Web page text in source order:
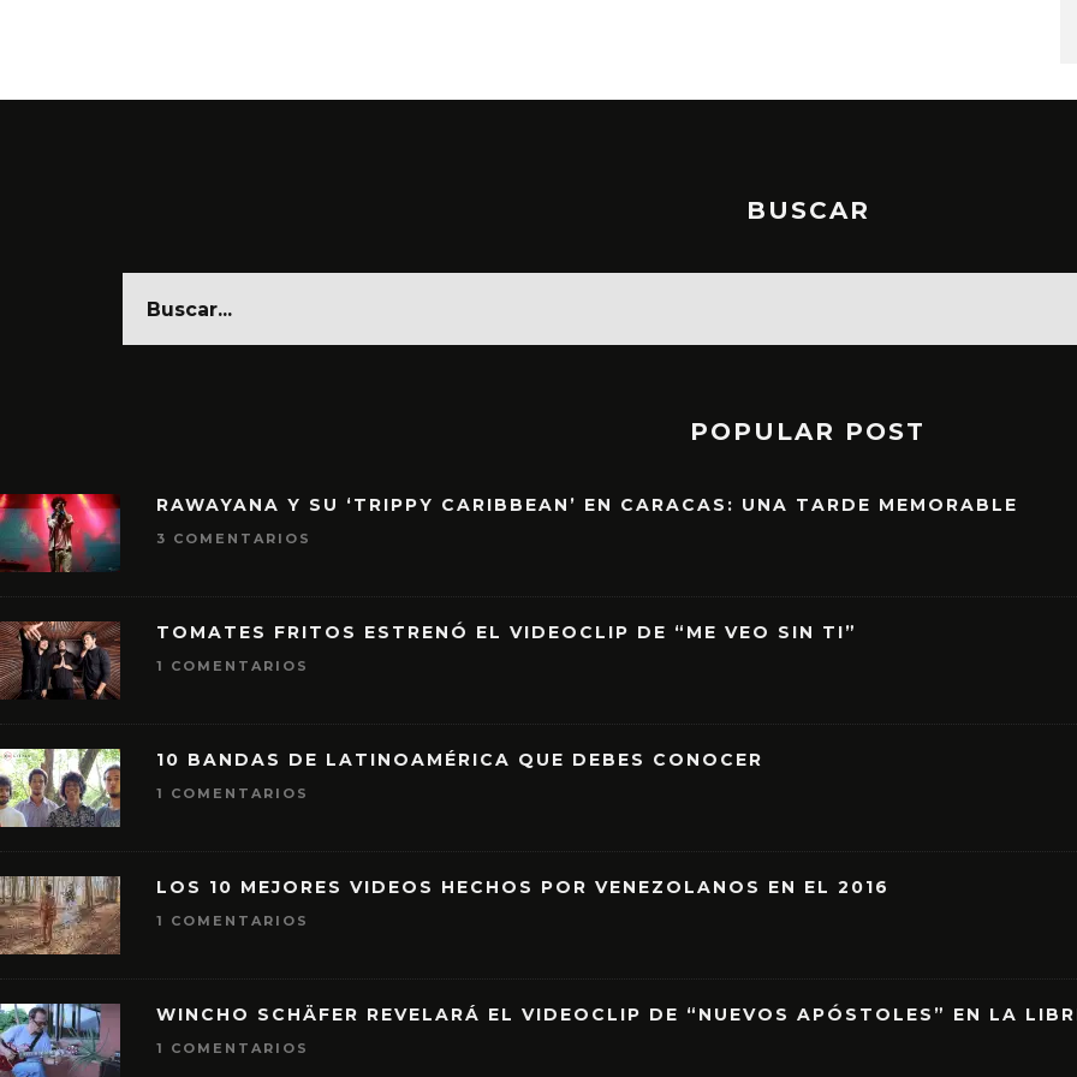
BUSCAR
POPULAR POST
RAWAYANA Y SU ‘TRIPPY CARIBBEAN’ EN CARACAS: UNA TARDE MEMORABLE
3 COMENTARIOS
TOMATES FRITOS ESTRENÓ EL VIDEOCLIP DE “ME VEO SIN TI”
1 COMENTARIOS
10 BANDAS DE LATINOAMÉRICA QUE DEBES CONOCER
1 COMENTARIOS
LOS 10 MEJORES VIDEOS HECHOS POR VENEZOLANOS EN EL 2016
1 COMENTARIOS
WINCHO SCHÄFER REVELARÁ EL VIDEOCLIP DE “NUEVOS APÓSTOLES” EN LA
1 COMENTARIOS